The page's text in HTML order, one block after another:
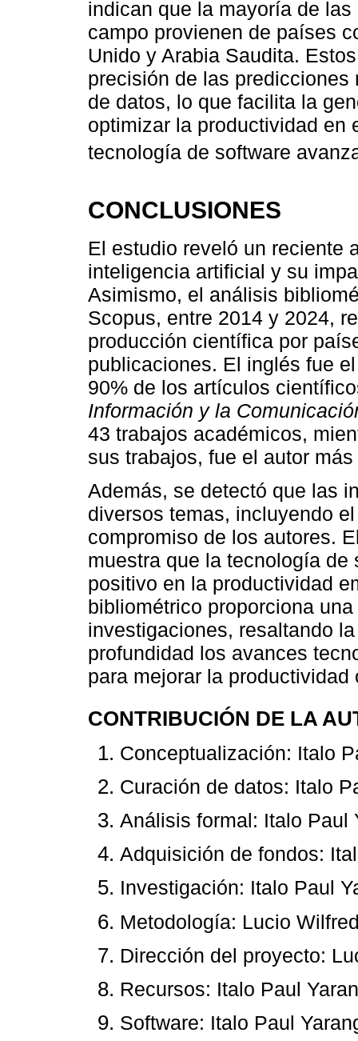
indican que la mayoría de
campo provienen de países
Unido y Arabia Saudita.
precisión de las
de datos, lo que facilita la
optimizar la productividad en
tecnología de software
CONCLUSIONES
El estudio reveló un reciente
inteligencia artificial y su
Asimismo, el análisis
Scopus, entre 2014 y 2024,
producción científica por
publicaciones. El inglés fue
90% de los artículos
Información y la
43 trabajos académicos,
sus trabajos, fue el autor
Además, se detectó que las
diversos temas, incluyendo
compromiso de los autores.
muestra que la tecnología de
positivo en la productividad
bibliométrico proporciona
investigaciones, resaltando
profundidad los avances
para mejorar la productividad
CONTRIBUCIÓN DE LA
Conceptualización: Italo
Curación de datos: Italo
Análisis formal: Italo Paul
Adquisición de fondos:
Investigación: Italo Paul
Metodología: Lucio
Dirección del proyecto:
Recursos: Italo Paul
Software: Italo Paul